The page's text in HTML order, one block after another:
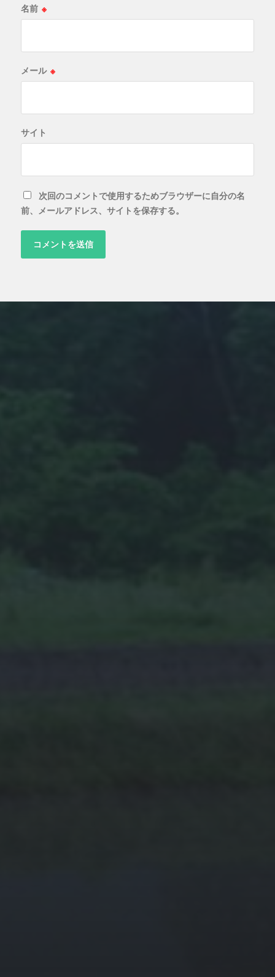
名前 ※
メール ※
サイト
次回のコメントで使用するためブラウザーに自分の名
前、メールアドレス、サイトを保存する。